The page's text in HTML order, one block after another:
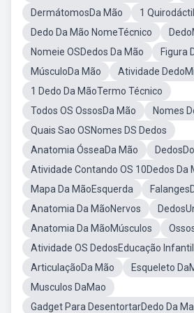
DermátomosDa Mão
1
Dedo Da Mão NomeTécnico
Nomeie OSDedos Da Mão
Figura
MúsculoDa Mão
Atividade
1 Dedo Da MãoTermo Técnico
Todos OS OssosDa Mão
Nomes
Quais Sao OSNomes DS Dedos
Anatomia ÓsseaDa Mão
Atividade Contando OS 10Dedos Da
Mapa Da MãoEsquerda
Anatomia Da MãoNervos
Anatomia Da MãoMúsculos
Atividade OS DedosEducação Infantil
ArticulaçãoDa Mão
Esqueleto
Musculos DaMao
Gadget Para DesentortarDedo Da